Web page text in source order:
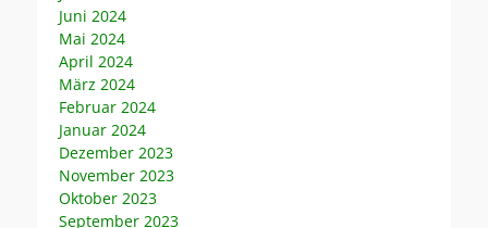
Juni 2024
Mai 2024
April 2024
März 2024
Februar 2024
Januar 2024
Dezember 2023
November 2023
Oktober 2023
September 2023